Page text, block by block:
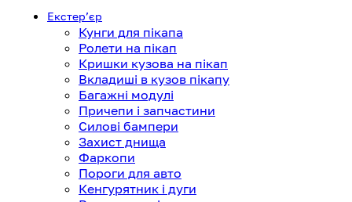
Екстерʼєр
Кунги для пікапа
Ролети на пікап
Кришки кузова на пікап
Вкладиші в кузов пікапу
Багажні модулі
Причепи і запчастини
Силові бампери
Захист днища
Фаркопи
Пороги для авто
Кенгурятник і дуги